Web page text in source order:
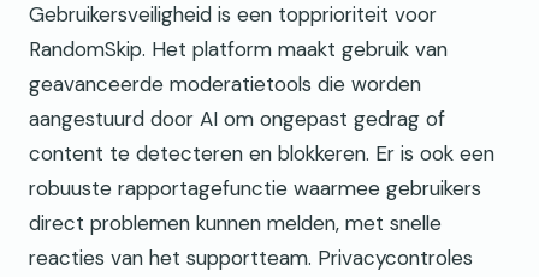
Gebruikersveiligheid is een topprioriteit voor
RandomSkip. Het platform maakt gebruik van
geavanceerde moderatietools die worden
aangestuurd door AI om ongepast gedrag of
content te detecteren en blokkeren. Er is ook een
robuuste rapportagefunctie waarmee gebruikers
direct problemen kunnen melden, met snelle
reacties van het supportteam. Privacycontroles